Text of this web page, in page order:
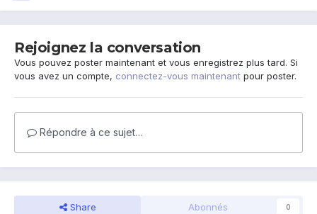
Rejoignez la conversation
Vous pouvez poster maintenant et vous enregistrez plus tard. Si
vous avez un compte, connectez-vous maintenant pour poster.
Répondre à ce sujet…
Share Abonnés 0